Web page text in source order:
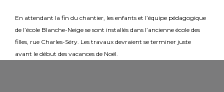
En attendant la fin du chantier, les enfants et l’équipe pédagogique
de l’école Blanche-Neige se sont installés dans l’ancienne école des
filles, rue Charles-Séry. Les travaux devraient se terminer juste
avant le début des vacances de Noël.